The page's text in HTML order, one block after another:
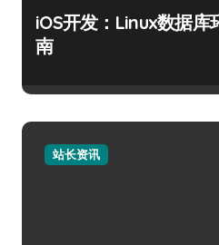
iOS开发：Linux数据库
南
站长资讯